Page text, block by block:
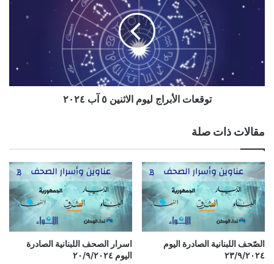
ليوم
٢٠٢٤
توقعات الأبراج ليوم الاثنين ٥ آب ٢٠٢٤
مقالات ذات صلة
الصّحف اللبنانية الصادرة اليوم
٢٣/٩/٢٠٢٤
اسرار الصحف اللبنانية الصادرة
اليوم ٢٠/٩/٢٠٢٤